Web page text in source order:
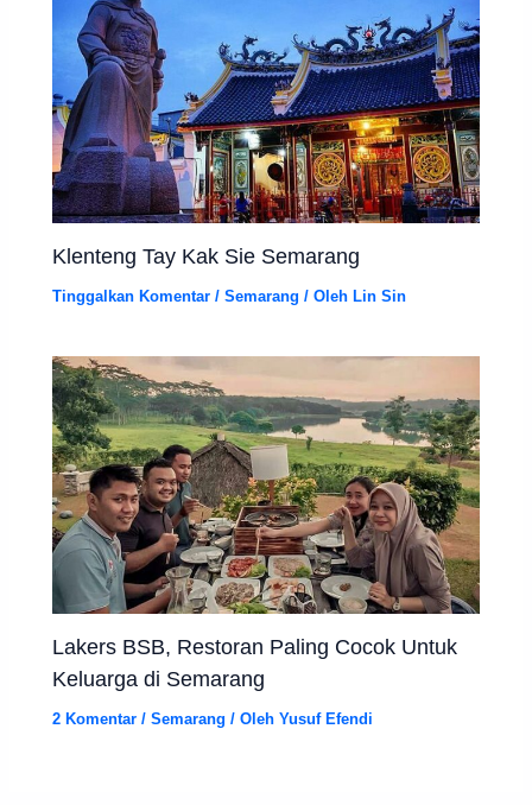
Klenteng Tay Kak Sie Semarang
Tinggalkan Komentar /Semarang / Oleh Lin Sin
Lakers BSB, Restoran Paling Cocok Untuk
Keluarga di Semarang
2 Komentar /Semarang / OlehYusuf Efendi